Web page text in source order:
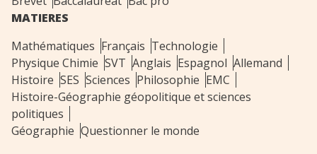
MATIERES
Mathématiques Français Technologie
Physique Chimie SVT Anglais Espagnol Allemand
Histoire SES Sciences Philosophie EMC
Histoire-Géographie géopolitique et sciences
politiques
Géographie Questionner le monde